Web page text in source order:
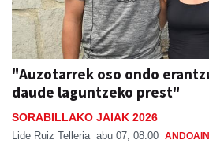
"Auzotarrek oso ondo
daude laguntzeko prest"
SORABILLAKO JAIAK 2026
Lide Ruiz Telleria abu 07, 08:00 ANDOAIN